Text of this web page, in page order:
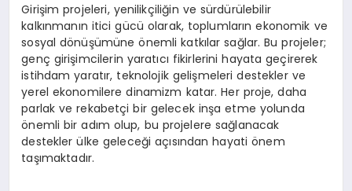
Girişim projeleri, yenilikçiliğin ve sürdürülebilir
kalkınmanın itici gücü olarak, toplumların ekonomik ve
sosyal dönüşümüne önemli katkılar sağlar. Bu projeler;
genç girişimcilerin yaratıcı fikirlerini hayata geçirerek
istihdam yaratır, teknolojik gelişmeleri destekler ve
yerel ekonomilere dinamizm katar. Her proje, daha
parlak ve rekabetçi bir gelecek inşa etme yolunda
önemli bir adım olup, bu projelere sağlanacak
destekler ülke geleceği açısından hayati önem
taşımaktadır.